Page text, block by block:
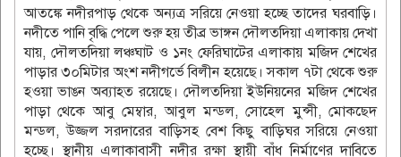
আতঙ্কে নদীরপাড় থেকে অন্যত্র সরিয়ে নেওয়া হচ্ছে তাদের ঘরবাড়ি।
নদীতে পানি বৃদ্ধি পেলে শুরু হয় তীব্র ভাঙ্গন দৌলতদিয়া এলাকায় দেখা
যায়, দৌলতদিয়া লঞ্চঘাট ও ১নং ফেরিঘাটের এলাকায় মজিদ শেখের
পাড়ার ৩০মিটার অংশ নদীগর্ভে বিলীন হয়েছে। সকাল ৭টা থেকে শুরু
হওয়া ভাঙন অব্যাহত রয়েছে। দৌলতদিয়া ইউনিয়নের মজিদ শেখের
পাড়া থেকে আবু মেম্বার, আবুল মন্ডল, সোহেল মুন্সী, মোকছেদ
মন্ডল, উজ্জল সরদারের বাড়িসহ বেশ কিছু বাড়িঘর সরিয়ে নেওয়া
হচ্ছে। স্থানীয় এলাকাবাসী নদীর রক্ষা স্থায়ী বাঁধ নির্মাণের দাবিতে